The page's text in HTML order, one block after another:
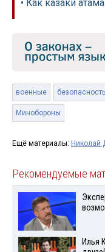
• Как казаки
военные безопасность
Минобороны
Ещё материалы: Николай
Рекомендуемые
Илья